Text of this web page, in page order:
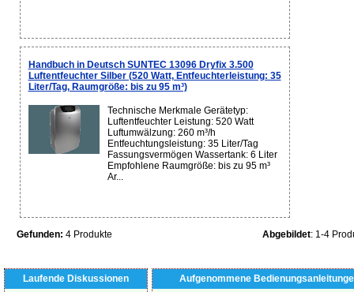
Handbuch in Deutsch SUNTEC 13096 Dryfix 3.500
Luftentfeuchter Silber (520 Watt, Entfeuchterleistung: 35
Liter/Tag, Raumgröße: bis zu 95 m³)
Technische Merkmale Gerätetyp:
Luftentfeuchter Leistung: 520 Watt
Luftumwälzung: 260 m³/h
Entfeuchtungsleistung: 35 Liter/Tag
Fassungsvermögen Wassertank: 6 Liter
Empfohlene Raumgröße: bis zu 95 m³
Ar...
Gefunden: 4 Produkte Abgebildet: 1-4
Laufende Diskussionen
Aufgenommene